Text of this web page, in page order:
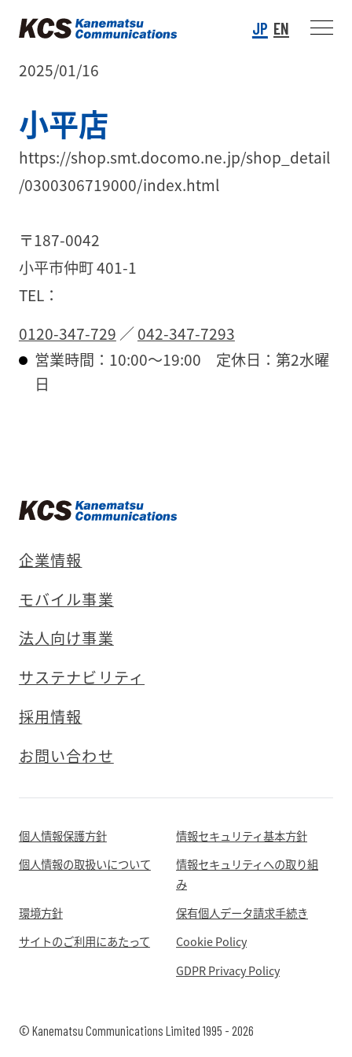
JP EN
2025/01/16
小平店
https://shop.smt.docomo.ne.jp/shop_detail
/0300306719000/index.html
〒187-0042
小平市仲町 401-1
TEL：
0120-347-729 ／042-347-7293
営業時間：10:00〜19:00 定休日：第2水曜
日
企業情報
モバイル事業
法人向け事業
サステナビリティ
採用情報
お問い合わせ
個人情報保護方針
情報セキュリティ基本方針
個人情報の取扱いについて
情報セキュリティへの取り組
み
環境方針
保有個人データ請求手続き
サイトのご利用にあたって
Cookie Policy
GDPR Privacy Policy
© Kanematsu Communications Limited 1995 - 2026